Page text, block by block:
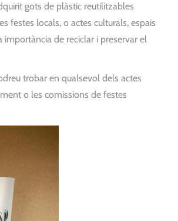
gots de plàstic reutilitzables
festes locals, o actes culturals, espais
importància de reciclar i preservar el
trobar en qualsevol dels actes
o les comissions de festes